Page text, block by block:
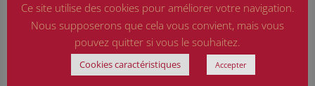
RÉPARER LES OMISSIONS SUR LES MONUMENTS AUX
MORTS
Le rapport d’activité 2025 de la DMCA.
Quand la paix chemine
Ce site utilise des cookies pour améliorer votre navigation.
Nous supposerons que cela vous convient, mais vous
pouvez quitter si vous le souhaitez.
Cookies caractéristiques Accepter